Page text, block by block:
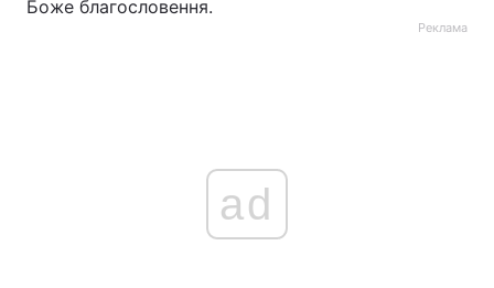
Боже благословення.
Реклама
ad